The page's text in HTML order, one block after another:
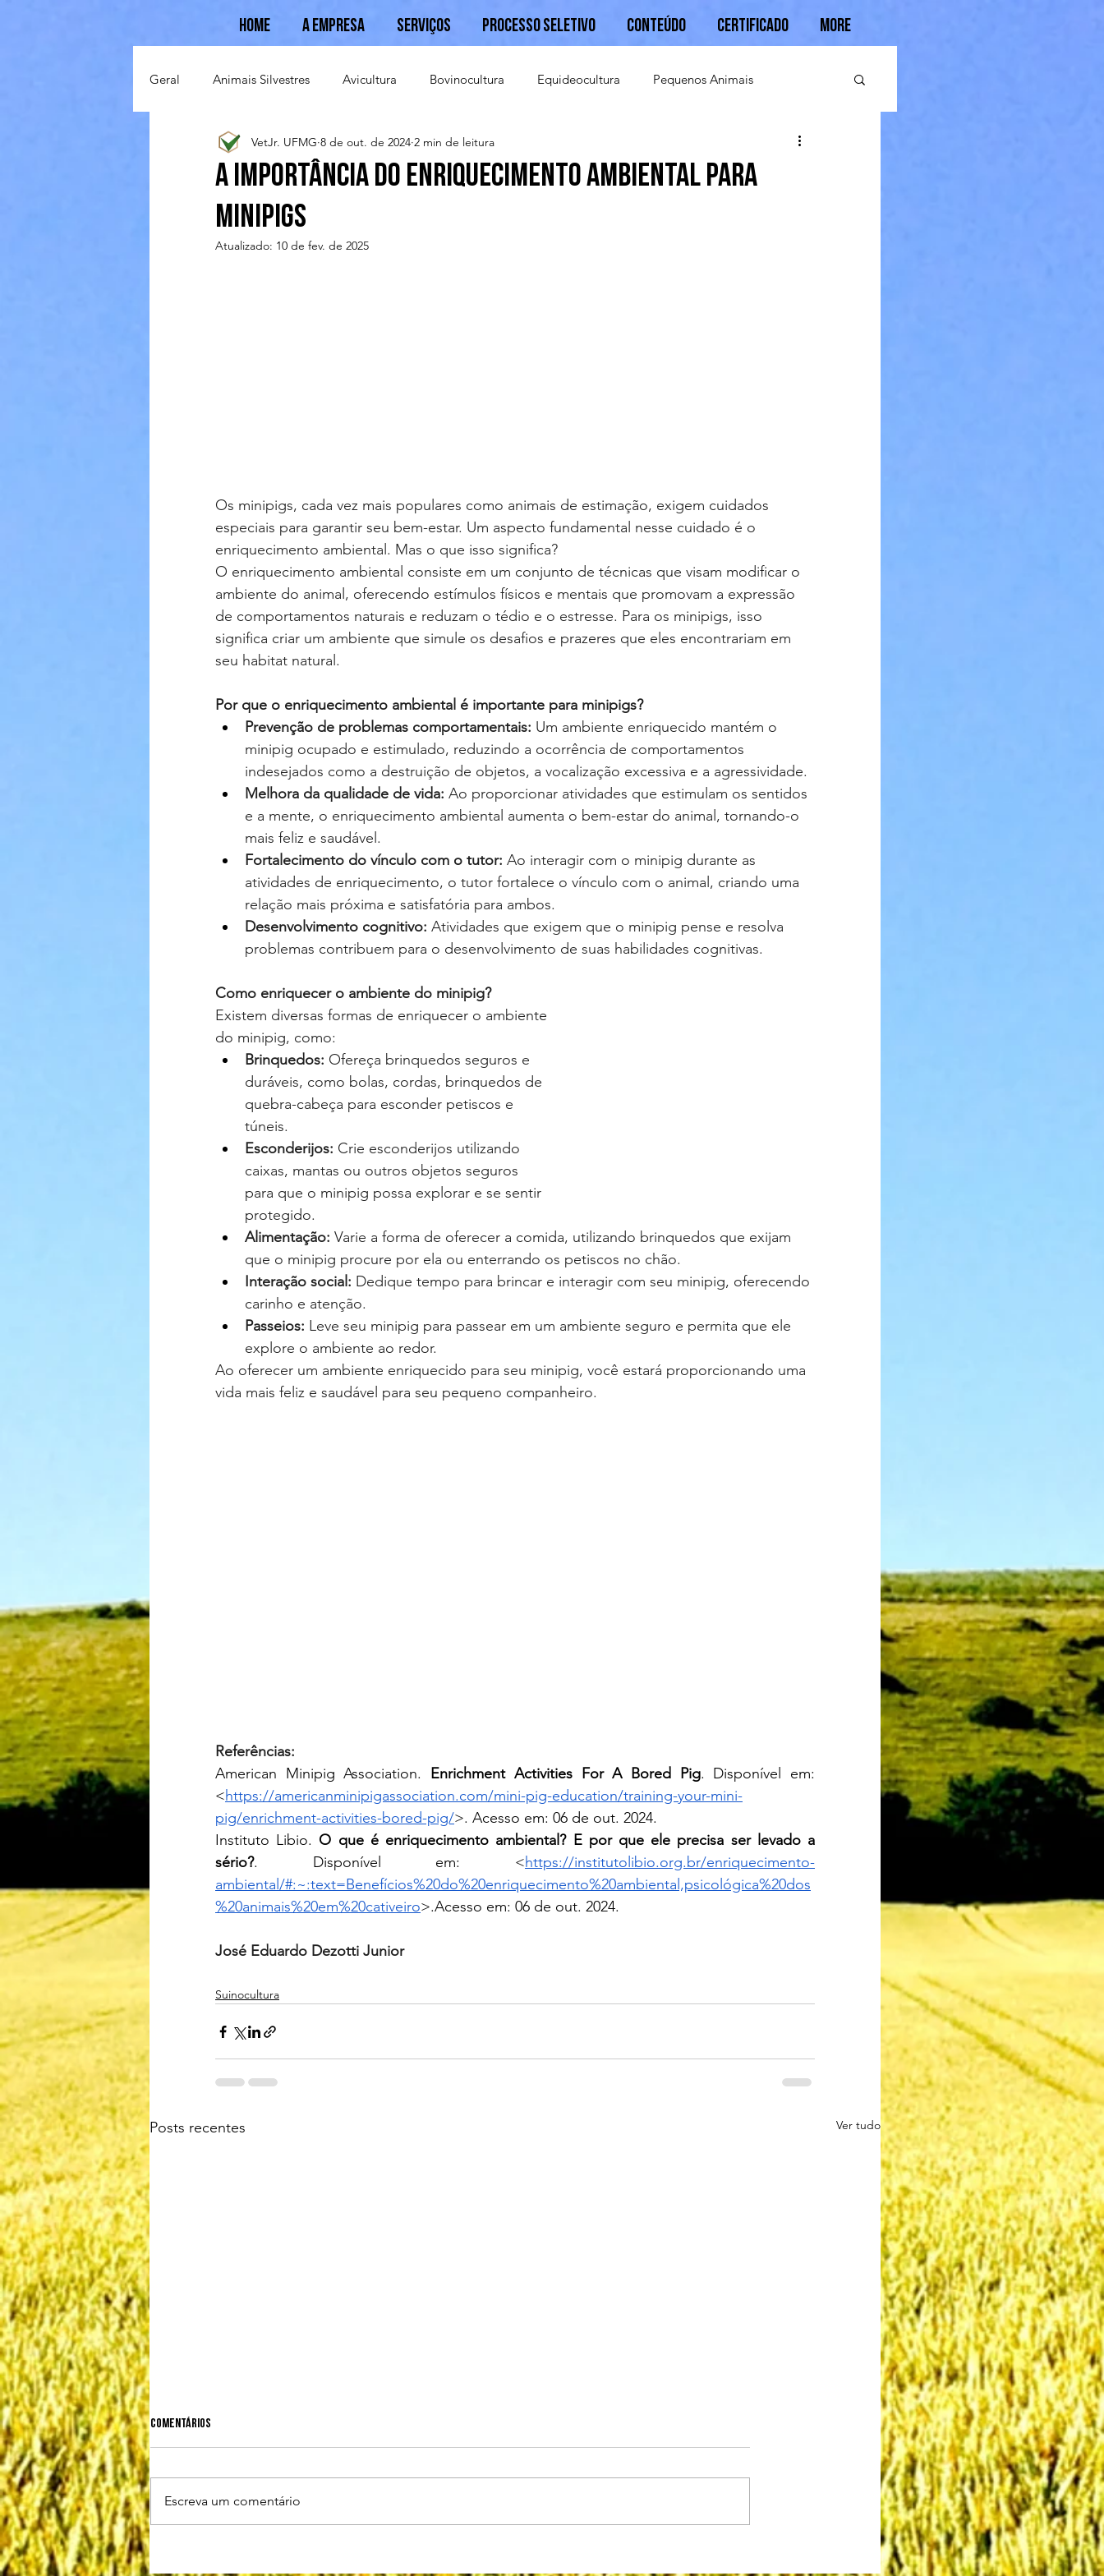
Home A Empresa Serviços Processo Seletivo Conteúdo Certificado More
Geral Animais Silvestres Avicultura Bovinocultura Equideocultura Pequenos Animais
Suinocultura Ovinocultura Caprinocultura
A Importância do Enriquecimento Ambiental para
Minipigs
VetJr. UFMG 8 de out. de 2024 2 min de leitura
Atualizado: 10 de fev. de 2025
Os minipigs, cada vez mais populares como animais de estimação, exigem cuidados
especiais para garantir seu bem-estar. Um aspecto fundamental nesse cuidado é o
enriquecimento ambiental. Mas o que isso significa?
O enriquecimento ambiental consiste em um conjunto de técnicas que visam modificar o
ambiente do animal, oferecendo estímulos físicos e mentais que promovam a expressão
de comportamentos naturais e reduzam o tédio e o estresse. Para os minipigs, isso
significa criar um ambiente que simule os desafios e prazeres que eles encontrariam em
seu habitat natural.
Por que o enriquecimento ambiental é importante para minipigs?
Prevenção de problemas comportamentais: Um ambiente enriquecido mantém o
minipig ocupado e estimulado, reduzindo a ocorrência de comportamentos
indesejados como a destruição de objetos, a vocalização excessiva e a agressividade.
Melhora da qualidade de vida: Ao proporcionar atividades que estimulam os sentidos
e a mente, o enriquecimento ambiental aumenta o bem-estar do animal, tornando-o
mais feliz e saudável.
Fortalecimento do vínculo com o tutor: Ao interagir com o minipig durante as
atividades de enriquecimento, o tutor fortalece o vínculo com o animal, criando uma
relação mais próxima e satisfatória para ambos.
Desenvolvimento cognitivo: Atividades que exigem que o minipig pense e resolva
problemas contribuem para o desenvolvimento de suas habilidades cognitivas.
Como enriquecer o ambiente do minipig?
Existem diversas formas de enriquecer o ambiente
do minipig, como:
Brinquedos: Ofereça brinquedos seguros e
duráveis, como bolas, cordas, brinquedos de
quebra-cabeça para esconder petiscos e
túneis.
Esconderijos: Crie esconderijos utilizando
caixas, mantas ou outros objetos seguros
para que o minipig possa explorar e se sentir
protegido.
Alimentação: Varie a forma de oferecer a comida, utilizando brinquedos que exijam
que o minipig procure por ela ou enterrando os petiscos no chão.
Interação social: Dedique tempo para brincar e interagir com seu minipig, oferecendo
carinho e atenção.
Passeios: Leve seu minipig para passear em um ambiente seguro e permita que ele
explore o ambiente ao redor.
Ao oferecer um ambiente enriquecido para seu minipig, você estará proporcionando uma
vida mais feliz e saudável para seu pequeno companheiro.
Referências:
American Minipig Association. Enrichment Activities For A Bored Pig. Disponível em:
<https://americanminipigassociation.com/mini-pig-education/training-your-mini-
pig/enrichment-activities-bored-pig/>. Acesso em: 06 de out. 2024.
Instituto Libio. O que é enriquecimento ambiental? E por que ele precisa ser levado a
sério?. Disponível em: <https://institutolibio.org.br/enriquecimento-
ambiental/#:~:text=Benefícios%20do%20enriquecimento%20ambiental,psicológica%20dos
%20animais%20em%20cativeiro>.Acesso em: 06 de out. 2024.
José Eduardo Dezotti Junior
Suinocultura
Posts recentes Ver tudo
Comentários
Escreva um comentário